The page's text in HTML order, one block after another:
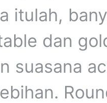
itulah,
dan
suasana